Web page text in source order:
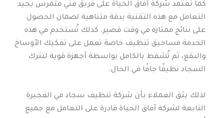
كما تعتمد شركة آفاق الحياة على فريق فني متمرس يجيد
التعامل مع هذه التقنية بدقة متناهية لضمان الحصول
على نتائج ممتازة في وقت قصير. كذلك تُستخدم في هذه
الخدمة مساحيق تنظيف خاصة تعمل على تفكيك الأوساخ
والبقع، ثم تُشفط بالكامل بواسطة أجهزة قوية لتترك
السجاد نظيفًا جافًا في الحال.
لذلك يثق العملاء بأن شركة تنظيف سجاد في الفجيرة
التابعة لشركة آفاق الحياة قادرة على التعامل مع جميع